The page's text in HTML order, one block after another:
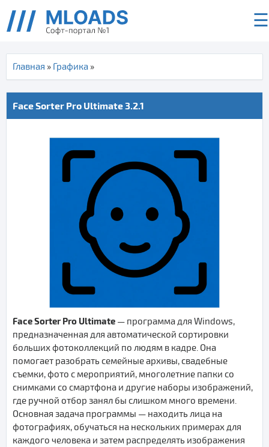
☰
Главная » Графика »
Face Sorter Pro Ultimate 3.2.1
Face Sorter Pro Ultimate — программа для Windows,
предназначенная для автоматической сортировки
больших фотоколлекций по людям в кадре. Она
помогает разобрать семейные архивы, свадебные
съемки, фото с мероприятий, многолетние папки со
снимками со смартфона и другие наборы изображений,
где ручной отбор занял бы слишком много времени.
Основная задача программы — находить лица на
фотографиях, обучаться на нескольких примерах для
каждого человека и затем распределять изображения